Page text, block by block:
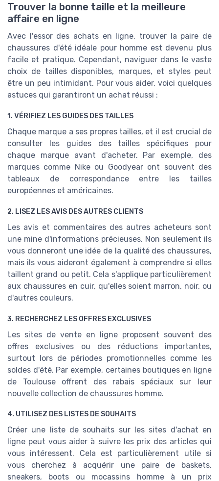
Trouver la bonne taille et la meilleure
affaire en ligne
Avec l'essor des achats en ligne, trouver la paire de
chaussures d'été idéale pour homme est devenu plus
facile et pratique. Cependant, naviguer dans le vaste
choix de tailles disponibles, marques, et styles peut
être un peu intimidant. Pour vous aider, voici quelques
astuces qui garantiront un achat réussi :
1. VÉRIFIEZ LES GUIDES DES TAILLES
Chaque marque a ses propres tailles, et il est crucial de
consulter les guides des tailles spécifiques pour
chaque marque avant d'acheter. Par exemple, des
marques comme Nike ou Goodyear ont souvent des
tableaux de correspondance entre les tailles
européennes et américaines.
2. LISEZ LES AVIS DES AUTRES CLIENTS
Les avis et commentaires des autres acheteurs sont
une mine d'informations précieuses. Non seulement ils
vous donneront une idée de la qualité des chaussures,
mais ils vous aideront également à comprendre si elles
taillent grand ou petit. Cela s'applique particulièrement
aux chaussures en cuir, qu'elles soient marron, noir, ou
d'autres couleurs.
3. RECHERCHEZ LES OFFRES EXCLUSIVES
Les sites de vente en ligne proposent souvent des
offres exclusives ou des réductions importantes,
surtout lors de périodes promotionnelles comme les
soldes d'été. Par exemple, certaines boutiques en ligne
de Toulouse offrent des rabais spéciaux sur leur
nouvelle collection de chaussures homme.
4. UTILISEZ DES LISTES DE SOUHAITS
Créer une liste de souhaits sur les sites d'achat en
ligne peut vous aider à suivre les prix des articles qui
vous intéressent. Cela est particulièrement utile si
vous cherchez à acquérir une paire de baskets,
sneakers, boots ou mocassins homme à un prix